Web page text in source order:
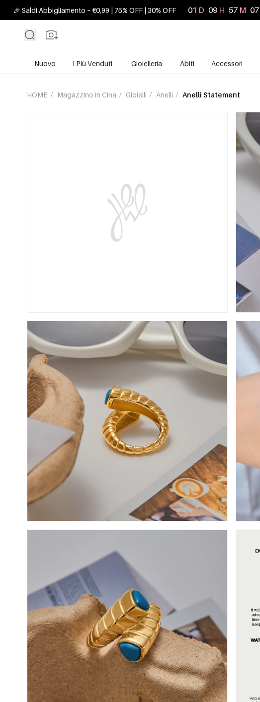
🎉 Saldi Abbigliamento – €0,99 | 75% OFF | 30% OFF 01 D 09 H 57 M 05
Nuovo I Più Venduti Gioielleria Abiti Accessori
HOME / Magazzino in Cina / Gioielli / Anelli / Anelli Statement